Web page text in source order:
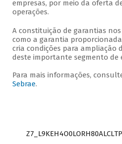
empresas, por meio da oferta
operações.
A constituição de garantias
como a garantia proporcionada
cria condições para ampliação
deste importante segmento de
Para mais informações,
Sebrae.